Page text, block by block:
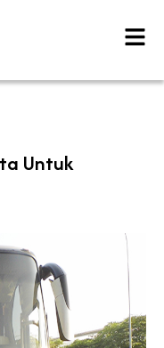
Untuk